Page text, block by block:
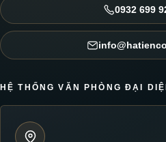
0932 699
HỆ THỐNG VĂN PHÒNG ĐẠI